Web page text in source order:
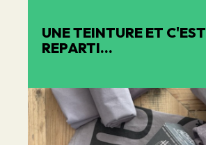
UNE TEINTURE ET C'EST
REPARTI...